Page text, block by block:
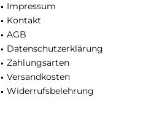
Impressum
Kontakt
AGB
Datenschutzerklärung
Zahlungsarten
Versandkosten
Widerrufsbelehrung